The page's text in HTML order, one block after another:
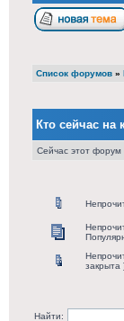
Список форумов »
Кто сейчас на
Сейчас этот форум
закрыта ]
Найти: